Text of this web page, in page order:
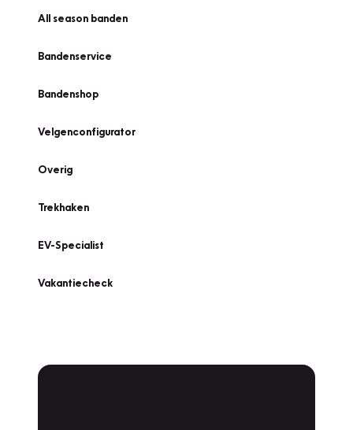
All season banden
Bandenservice
Bandenshop
Velgenconfigurator
Overig
Trekhaken
EV-Specialist
Vakantiecheck